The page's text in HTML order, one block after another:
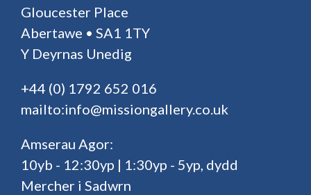
Gloucester Place
Abertawe • SA1 1TY
Y Deyrnas Unedig
+44 (0) 1792 652 016
mailto:info@missiongallery.co.uk
Amserau Agor:
10yb - 12:30yp | 1:30yp - 5yp, dydd
Mercher i Sadwrn